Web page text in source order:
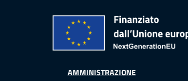
AMMINISTRAZIONE